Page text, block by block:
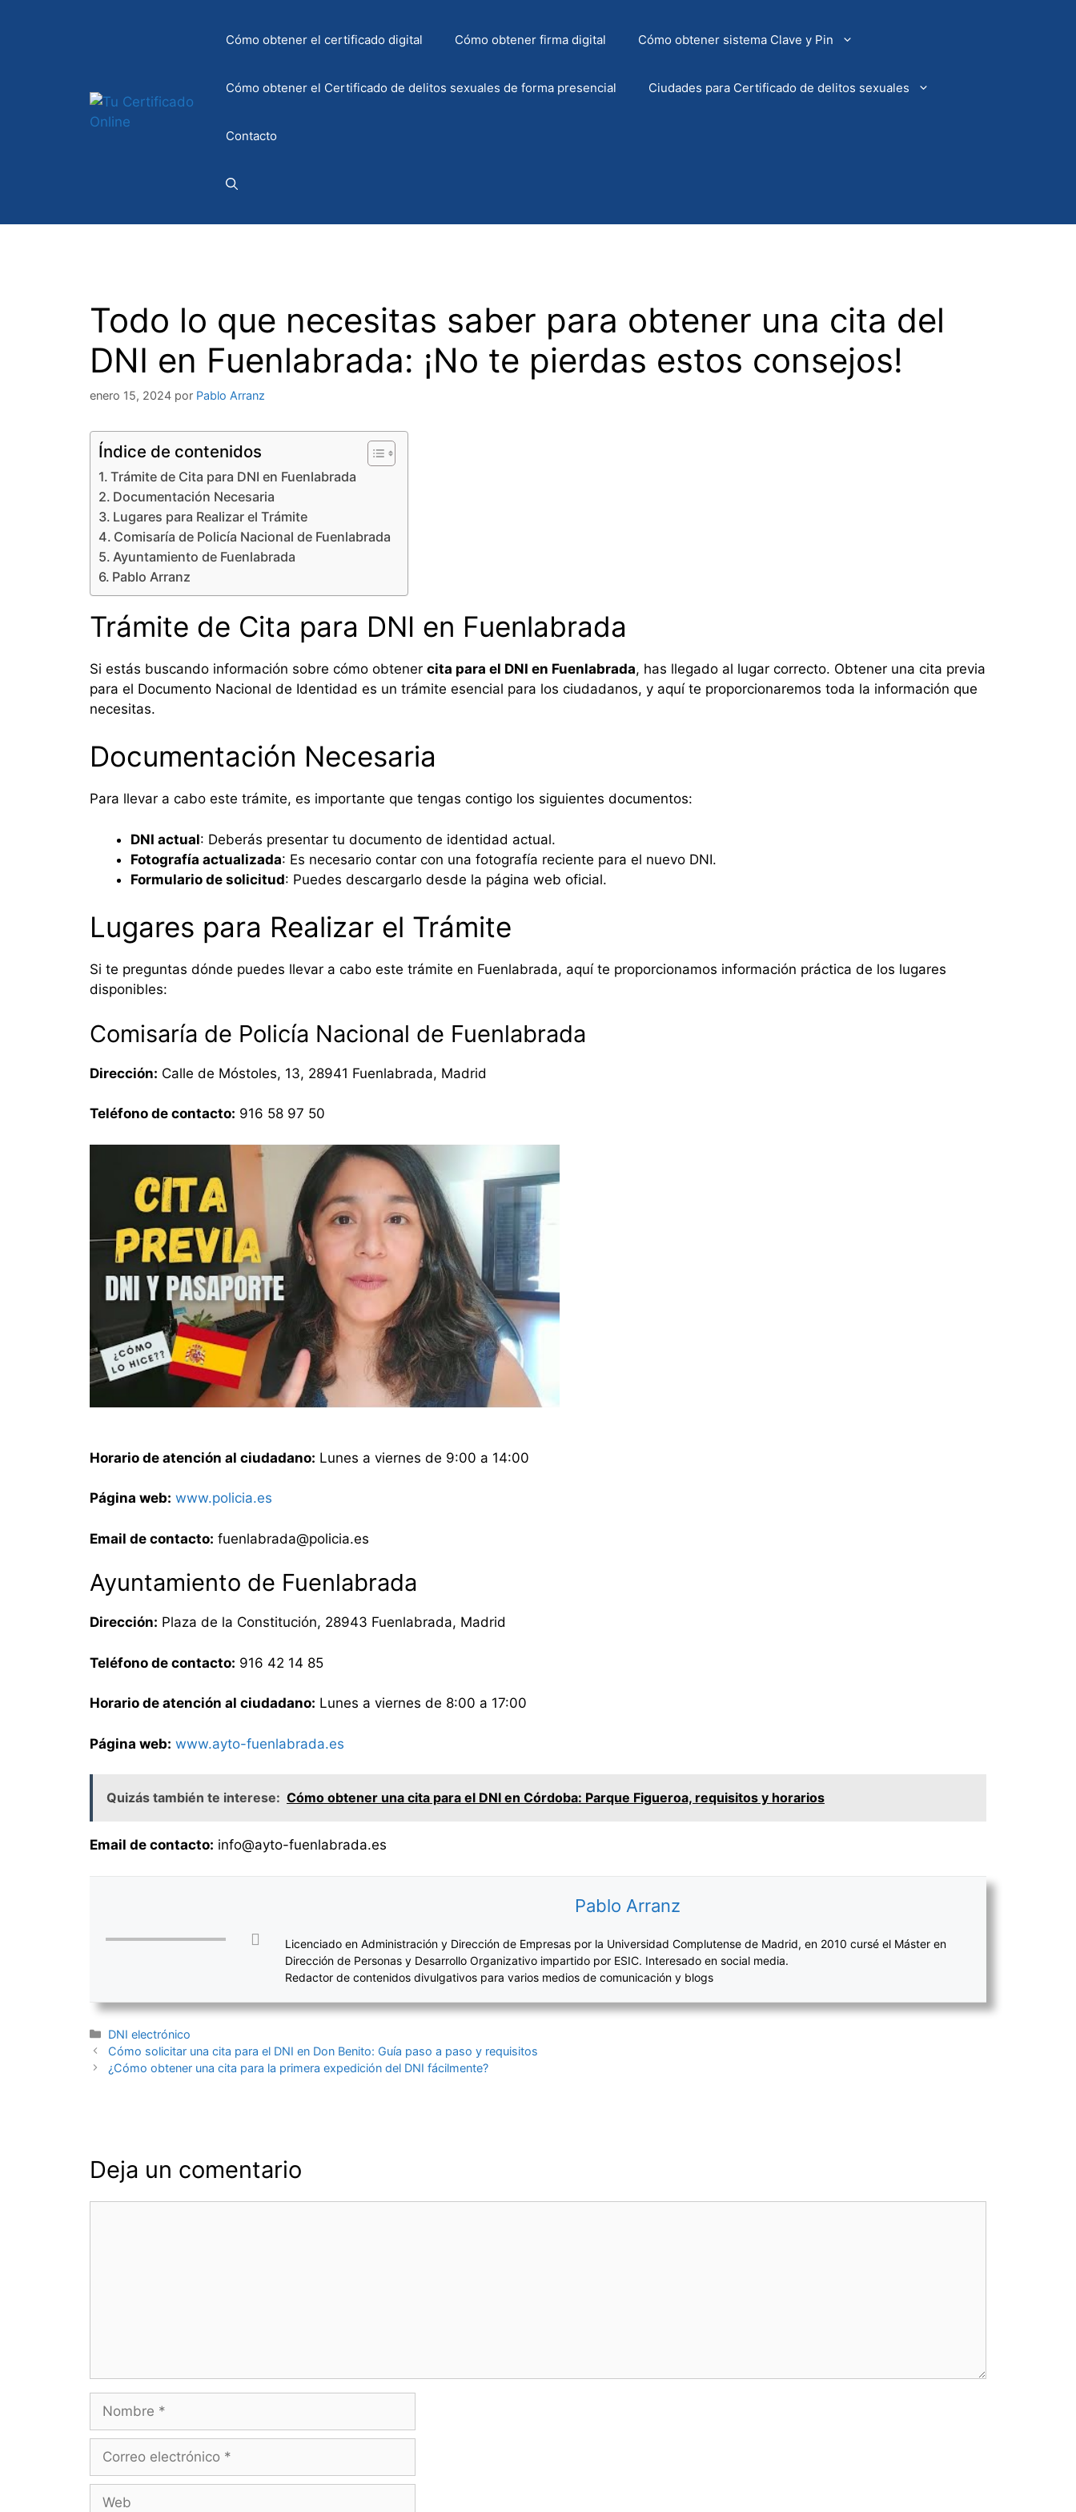
Cómo obtener el certificado digital Cómo obtener firma digital Cómo obtener sistema Clave y Pin
Cómo obtener el Certificado de delitos sexuales de forma presencial Ciudades para Certificado de delitos sexuales
Contacto
Todo lo que necesitas saber para obtener una cita del
DNI en Fuenlabrada: ¡No te pierdas estos consejos!
enero 15, 2024 por Pablo Arranz
Índice de contenidos
Trámite de Cita para DNI en Fuenlabrada
Documentación Necesaria
Lugares para Realizar el Trámite
Comisaría de Policía Nacional de Fuenlabrada
Ayuntamiento de Fuenlabrada
Pablo Arranz
Trámite de Cita para DNI en Fuenlabrada
Si estás buscando información sobre cómo obtener cita para el DNI en Fuenlabrada, has llegado al lugar correcto. Obtener una cita previa
para el Documento Nacional de Identidad es un trámite esencial para los ciudadanos, y aquí te proporcionaremos toda la información que
necesitas.
Documentación Necesaria
Para llevar a cabo este trámite, es importante que tengas contigo los siguientes documentos:
DNI actual: Deberás presentar tu documento de identidad actual.
Fotografía actualizada: Es necesario contar con una fotografía reciente para el nuevo DNI.
Formulario de solicitud: Puedes descargarlo desde la página web oficial.
Lugares para Realizar el Trámite
Si te preguntas dónde puedes llevar a cabo este trámite en Fuenlabrada, aquí te proporcionamos información práctica de los lugares
disponibles:
Comisaría de Policía Nacional de Fuenlabrada
Dirección: Calle de Móstoles, 13, 28941 Fuenlabrada, Madrid
Teléfono de contacto: 916 58 97 50
Horario de atención al ciudadano: Lunes a viernes de 9:00 a 14:00
Página web: www.policia.es
Email de contacto: fuenlabrada@policia.es
Ayuntamiento de Fuenlabrada
Dirección: Plaza de la Constitución, 28943 Fuenlabrada, Madrid
Teléfono de contacto: 916 42 14 85
Horario de atención al ciudadano: Lunes a viernes de 8:00 a 17:00
Página web: www.ayto-fuenlabrada.es
Quizás también te interese: Cómo obtener una cita para el DNI en Córdoba: Parque Figueroa, requisitos y horarios
Email de contacto: info@ayto-fuenlabrada.es
Pablo Arranz
Licenciado en Administración y Dirección de Empresas por la Universidad Complutense de Madrid, en 2010 cursé el Máster en
Dirección de Personas y Desarrollo Organizativo impartido por ESIC. Interesado en social media.
Redactor de contenidos divulgativos para varios medios de comunicación y blogs
Categorías
DNI electrónico
Navegación
de
Cómo solicitar una cita para el DNI en Don Benito: Guía paso a paso y requisitos
¿Cómo obtener una cita para la primera expedición del DNI fácilmente?
Deja un comentario
electrónico